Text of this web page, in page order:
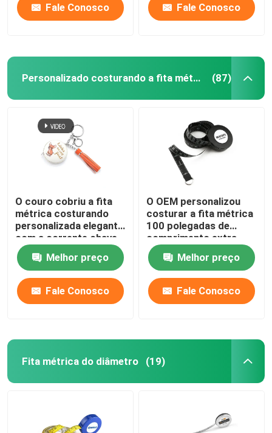
Fale Conosco Fale Conosco
Personalizado costurando a fita métrica (87)
O couro cobriu a fita
métrica costurando
personalizada elegante
com a corrente chave
da borla
Melhor preço
Fale Conosco
O OEM personalizou
costurar a fita métrica
100 polegadas de
comprimento extra
para projetos da tela
Melhor preço
Fale Conosco
Fita métrica do diâmetro (19)